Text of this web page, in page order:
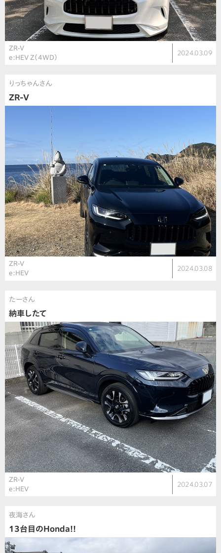
ZR-V
e:HEV Z（4WD）
2024.03.09
りっちゃんさん
ZR-V
ZR-V
e:HEV
2024.03.08
たーさん
納車したて
ZR-V
e:HEV
2024.03.07
夜海さん
13台目のHonda!!